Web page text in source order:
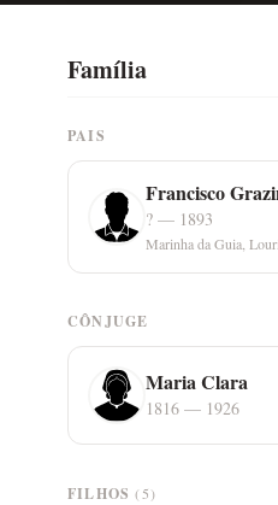
Família
PAIS
Francisco
? — 1893
Marinha da Guia,
CÔNJUGE
Maria Clara
1816 — 1926
FILHOS(5)